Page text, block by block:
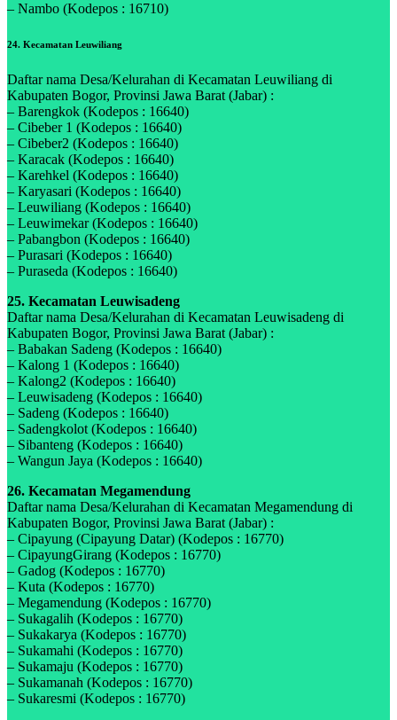
– Nambo (Kodepos : 16710)
24. Kecamatan Leuwiliang
Daftar nama Desa/Kelurahan di Kecamatan Leuwiliang di
Kabupaten Bogor, Provinsi Jawa Barat (Jabar) :
– Barengkok (Kodepos : 16640)
– Cibeber 1 (Kodepos : 16640)
– Cibeber2 (Kodepos : 16640)
– Karacak (Kodepos : 16640)
– Karehkel (Kodepos : 16640)
– Karyasari (Kodepos : 16640)
– Leuwiliang (Kodepos : 16640)
– Leuwimekar (Kodepos : 16640)
– Pabangbon (Kodepos : 16640)
– Purasari (Kodepos : 16640)
– Puraseda (Kodepos : 16640)
25. Kecamatan Leuwisadeng
Daftar nama Desa/Kelurahan di Kecamatan Leuwisadeng di
Kabupaten Bogor, Provinsi Jawa Barat (Jabar) :
– Babakan Sadeng (Kodepos : 16640)
– Kalong 1 (Kodepos : 16640)
– Kalong2 (Kodepos : 16640)
– Leuwisadeng (Kodepos : 16640)
– Sadeng (Kodepos : 16640)
– Sadengkolot (Kodepos : 16640)
– Sibanteng (Kodepos : 16640)
– Wangun Jaya (Kodepos : 16640)
26. Kecamatan Megamendung
Daftar nama Desa/Kelurahan di Kecamatan Megamendung di
Kabupaten Bogor, Provinsi Jawa Barat (Jabar) :
– Cipayung (Cipayung Datar) (Kodepos : 16770)
– CipayungGirang (Kodepos : 16770)
– Gadog (Kodepos : 16770)
– Kuta (Kodepos : 16770)
– Megamendung (Kodepos : 16770)
– Sukagalih (Kodepos : 16770)
– Sukakarya (Kodepos : 16770)
– Sukamahi (Kodepos : 16770)
– Sukamaju (Kodepos : 16770)
– Sukamanah (Kodepos : 16770)
– Sukaresmi (Kodepos : 16770)